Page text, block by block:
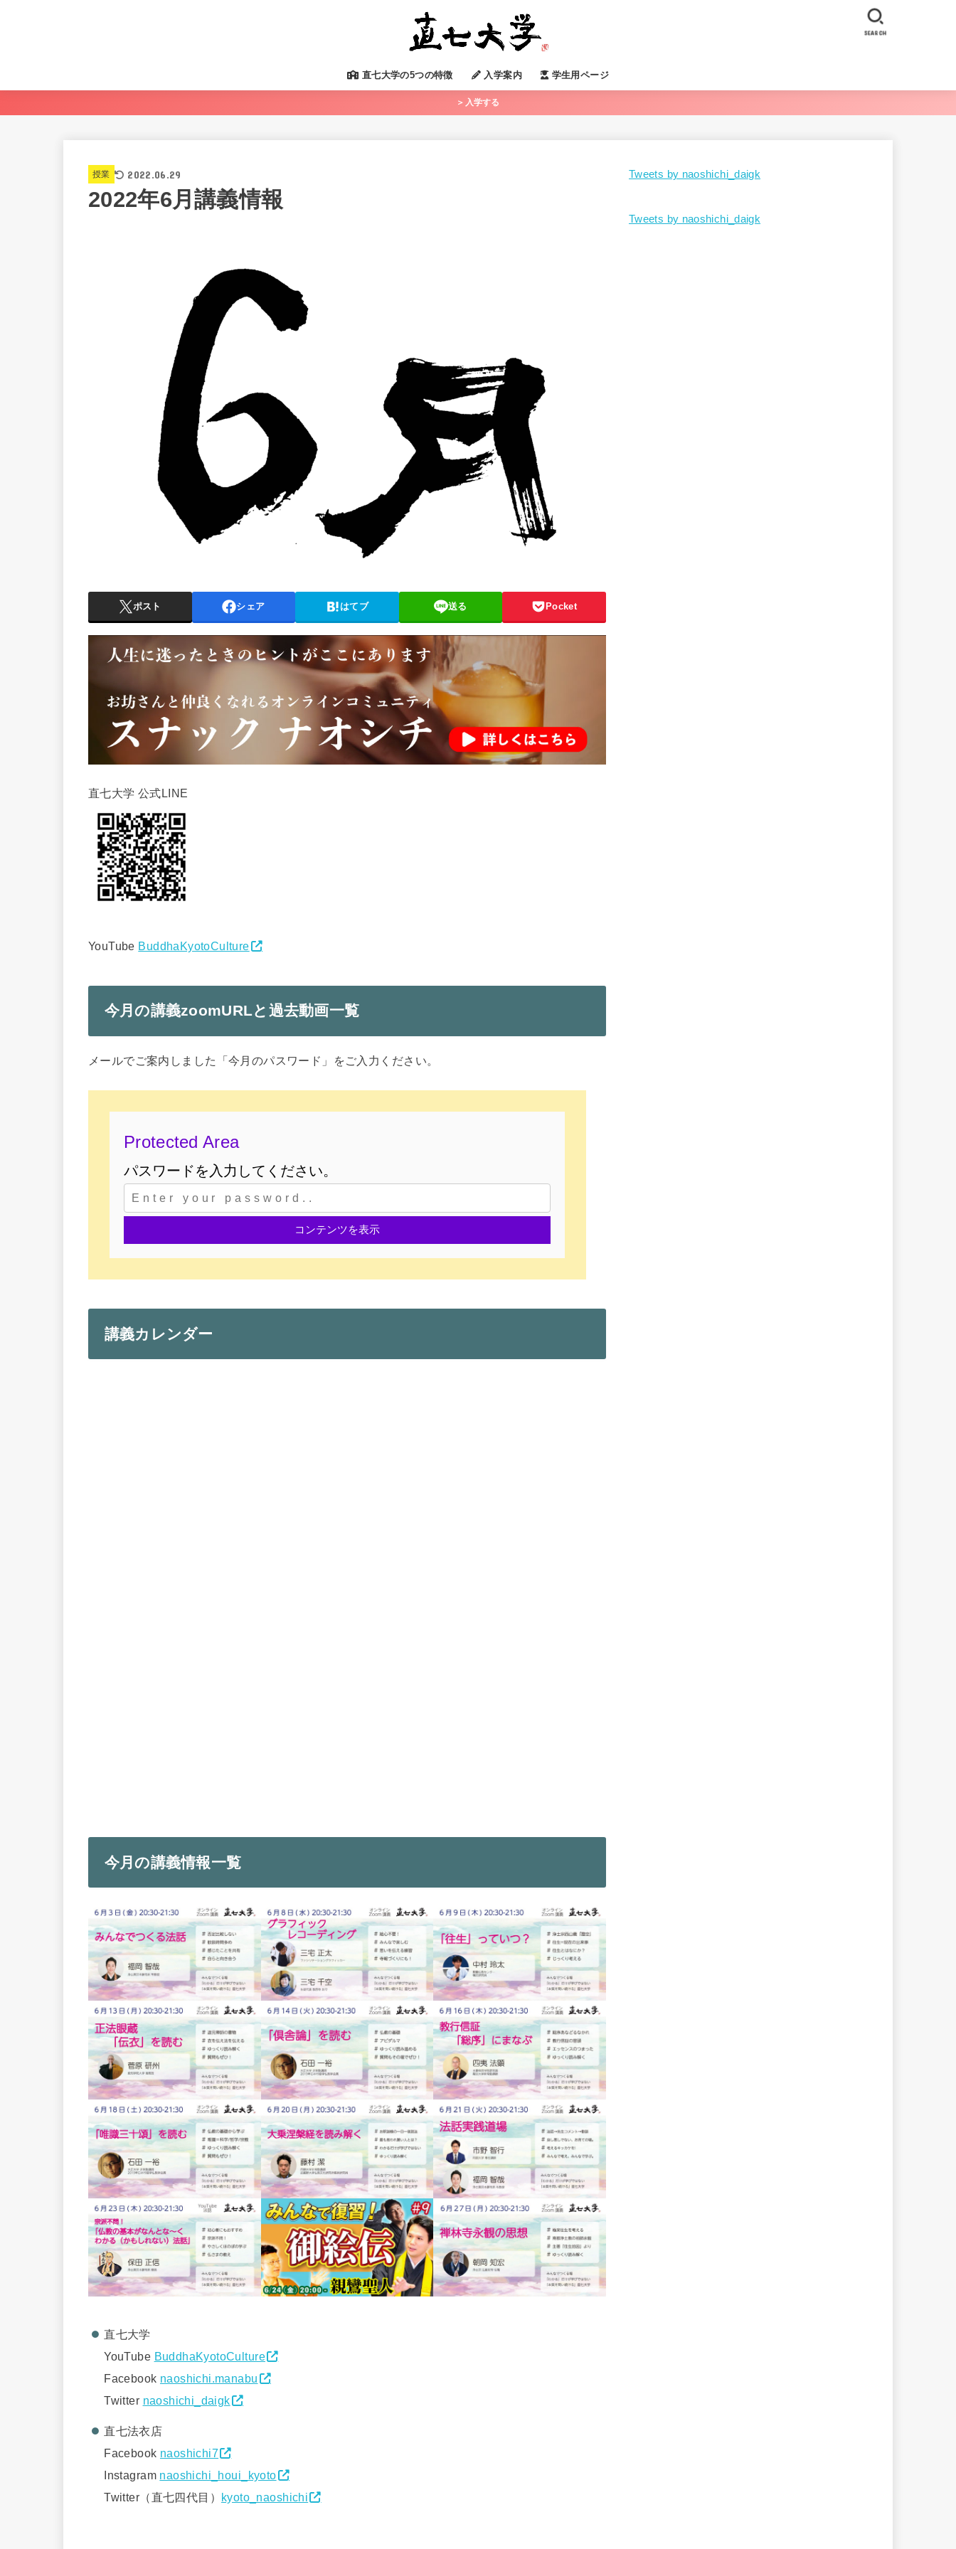
直七大学の5つの特徴 入学案内 学生用ページ
SEARCH
＞入学する
授業 2022.06.29
2022年6月講義情報
ポスト シェア はてブ 送る Pocket
直七大学 公式LINE
YouTube BuddhaKyotoCulture
今月の講義zoomURLと過去動画一覧
メールでご案内しました「今月のパスワード」をご入力ください。
Protected Area
講義カレンダー
今月の講義情報一覧
直七大学
YouTube BuddhaKyotoCulture
Facebook naoshichi.manabu
Twitter naoshichi_daigk
直七法衣店
Facebook naoshichi7
Instagram naoshichi_houi_kyoto
Twitter（直七四代目） kyoto_naoshichi
Tweets by naoshichi_daigk
Tweets by naoshichi_daigk